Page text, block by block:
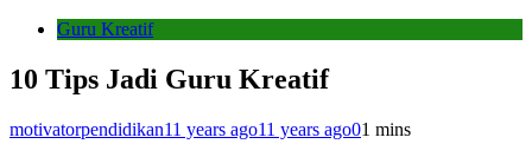
Guru Kreatif
10 Tips Jadi Guru Kreatif
motivatorpendidikan11 years ago11 years ago01 mins